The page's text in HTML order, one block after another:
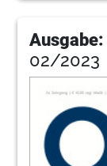
Ausgabe:
02/2023